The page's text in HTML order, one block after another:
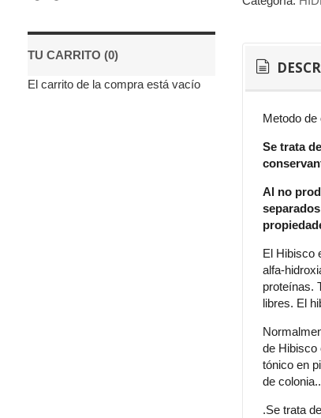
TU CARRITO (0)
El carrito de la compra está vacío
Metodo de
Se trata
Al no
El Hibisco
alfa-
proteínas.
libres. El
de Hibisco
tónico en
de
.Se trata